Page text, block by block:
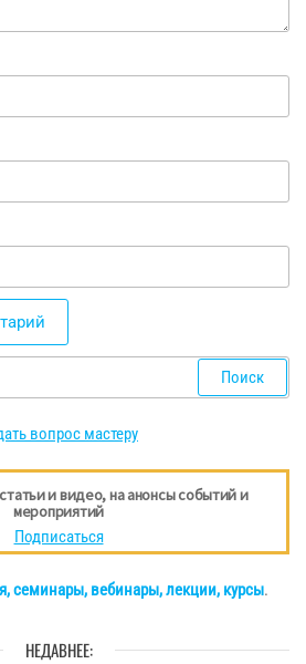
вопрос мастеру
и видео, на анонсы событий и
мероприятий
Подписаться
семинары, вебинары, лекции, курсы.
НЕДАВНЕЕ: